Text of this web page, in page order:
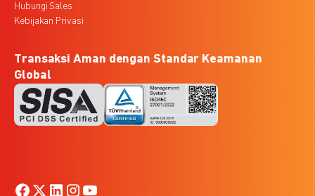
Hubungi Sales
Kebijakan Privasi
Transaksi Aman dengan Standar Keamanan
Global